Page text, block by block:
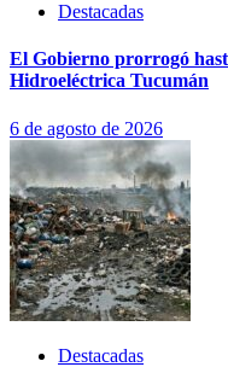
Destacadas
El Gobierno prorrogó
Hidroeléctrica Tucumán
6 de agosto de 2026
Destacadas